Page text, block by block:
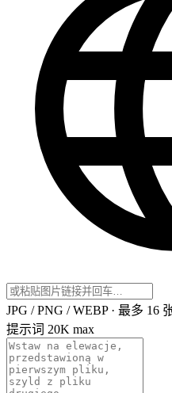
JPG / PNG / WEBP · 最多 16
提示词 20K max